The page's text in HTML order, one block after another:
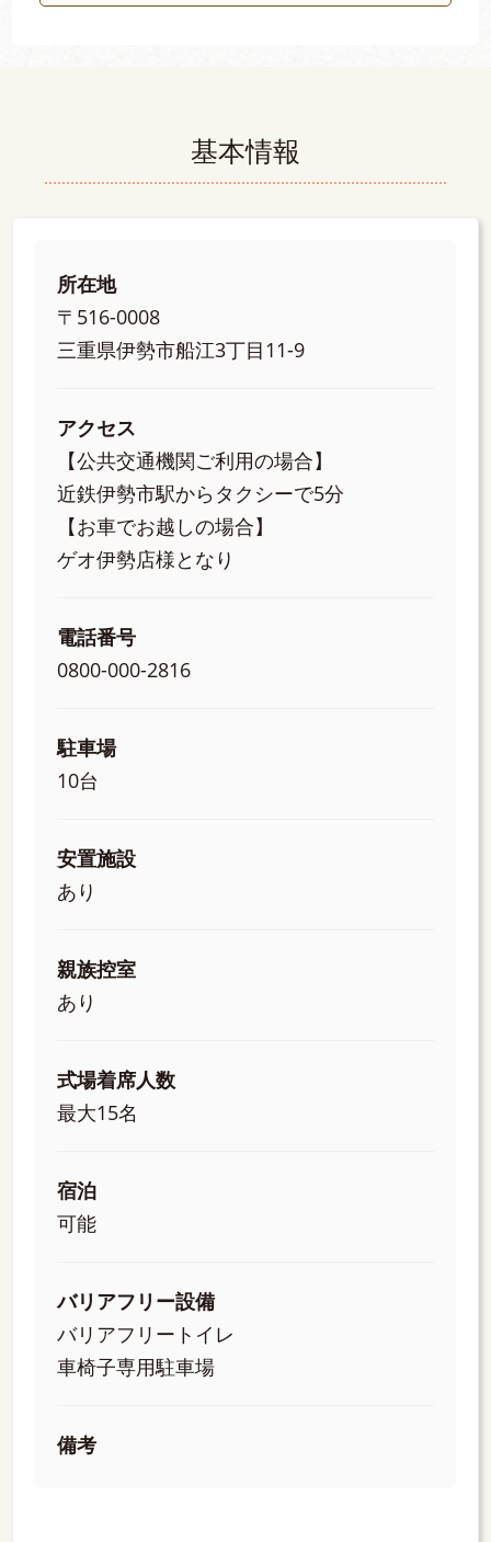
基本情報
所在地
〒516-0008
三重県伊勢市船江3丁目11-9
アクセス
【公共交通機関ご利用の場合】
近鉄伊勢市駅からタクシーで5分
【お車でお越しの場合】
ゲオ伊勢店様となり
電話番号
0800-000-2816
駐車場
10台
安置施設
あり
親族控室
あり
式場着席人数
最大15名
宿泊
可能
バリアフリー設備
バリアフリートイレ
車椅子専用駐車場
備考